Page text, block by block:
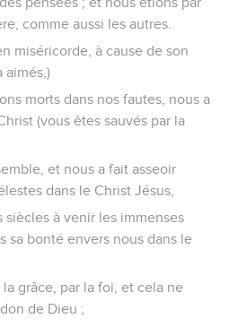
comme aussi les autres.
miséricorde, à cause de son
aimés,)
morts dans nos fautes, nous a
(vous êtes sauvés par la
et nous a fait asseoir
dans le Christ Jésus,
siècles à venir les immenses
sa bonté envers nous dans le
grâce, par la foi, et cela ne
de Dieu ;